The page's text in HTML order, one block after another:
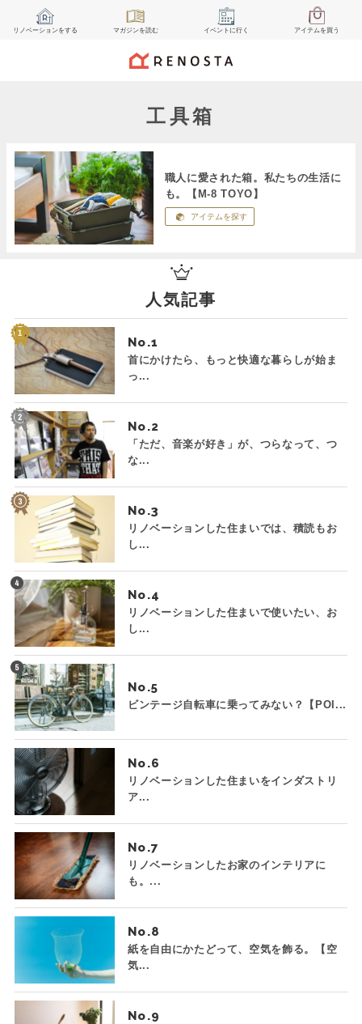
リノベーションをする マガジンを読む イベント に行く アイテムを買う
工具箱
職人に愛された箱。私たちの生活に
も。【M-8 TOYO】
アイテムを探す
人気記事
No.
首にかけたら、もっと快適な暮らしが始ま
っ...
No.
「ただ、音楽が好き」が、つらなって、つ
な...
No.
リノベーションした住まいでは、積読もお
し...
No.
リノベーションした住まいで使いたい、お
し...
No.
ビンテージ自転車に乗ってみない？【POI...
No.
リノベーションした住まいをインダストリ
ア...
No.
リノベーションしたお家のインテリアに
も。...
No.
紙を自由にかたどって、空気を飾る。【空
気...
No.